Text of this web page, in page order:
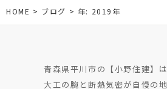
HOME ブログ 年: 2019年
青森県平川市の【小野住建】
大工の腕と断熱気密が自慢の